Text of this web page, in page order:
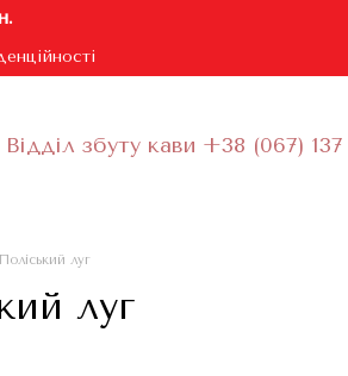
Відділ збуту кави +38 (067)
луг
луг